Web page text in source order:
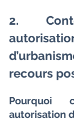
2.
recours
Pourquoi
autorisation